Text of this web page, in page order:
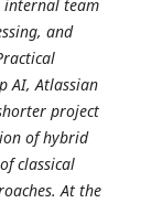
internal team
and
AI, Atlassian
project
of hybrid
classical
At the